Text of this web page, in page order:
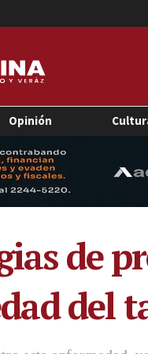
Opinión
de
del